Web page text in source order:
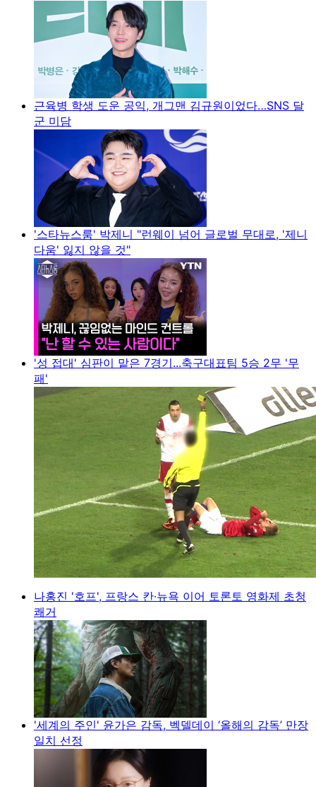
근육병 학생 도운 공익, 개그맨 김규원이었다…SNS 달
군 미담
'스타뉴스룸' 박제니 "런웨이 넘어 글로벌 무대로, '제니
다움' 잃지 않을 것"
'성 접대' 심판이 맡은 7경기...축구대표팀 5승 2무 '무
패'
나홍진 '호프', 프랑스 칸·뉴욕 이어 토론토 영화제 초청
쾌거
'세계의 주인' 윤가은 감독, 벡델데이 ‘올해의 감독’ 만장
일치 선정